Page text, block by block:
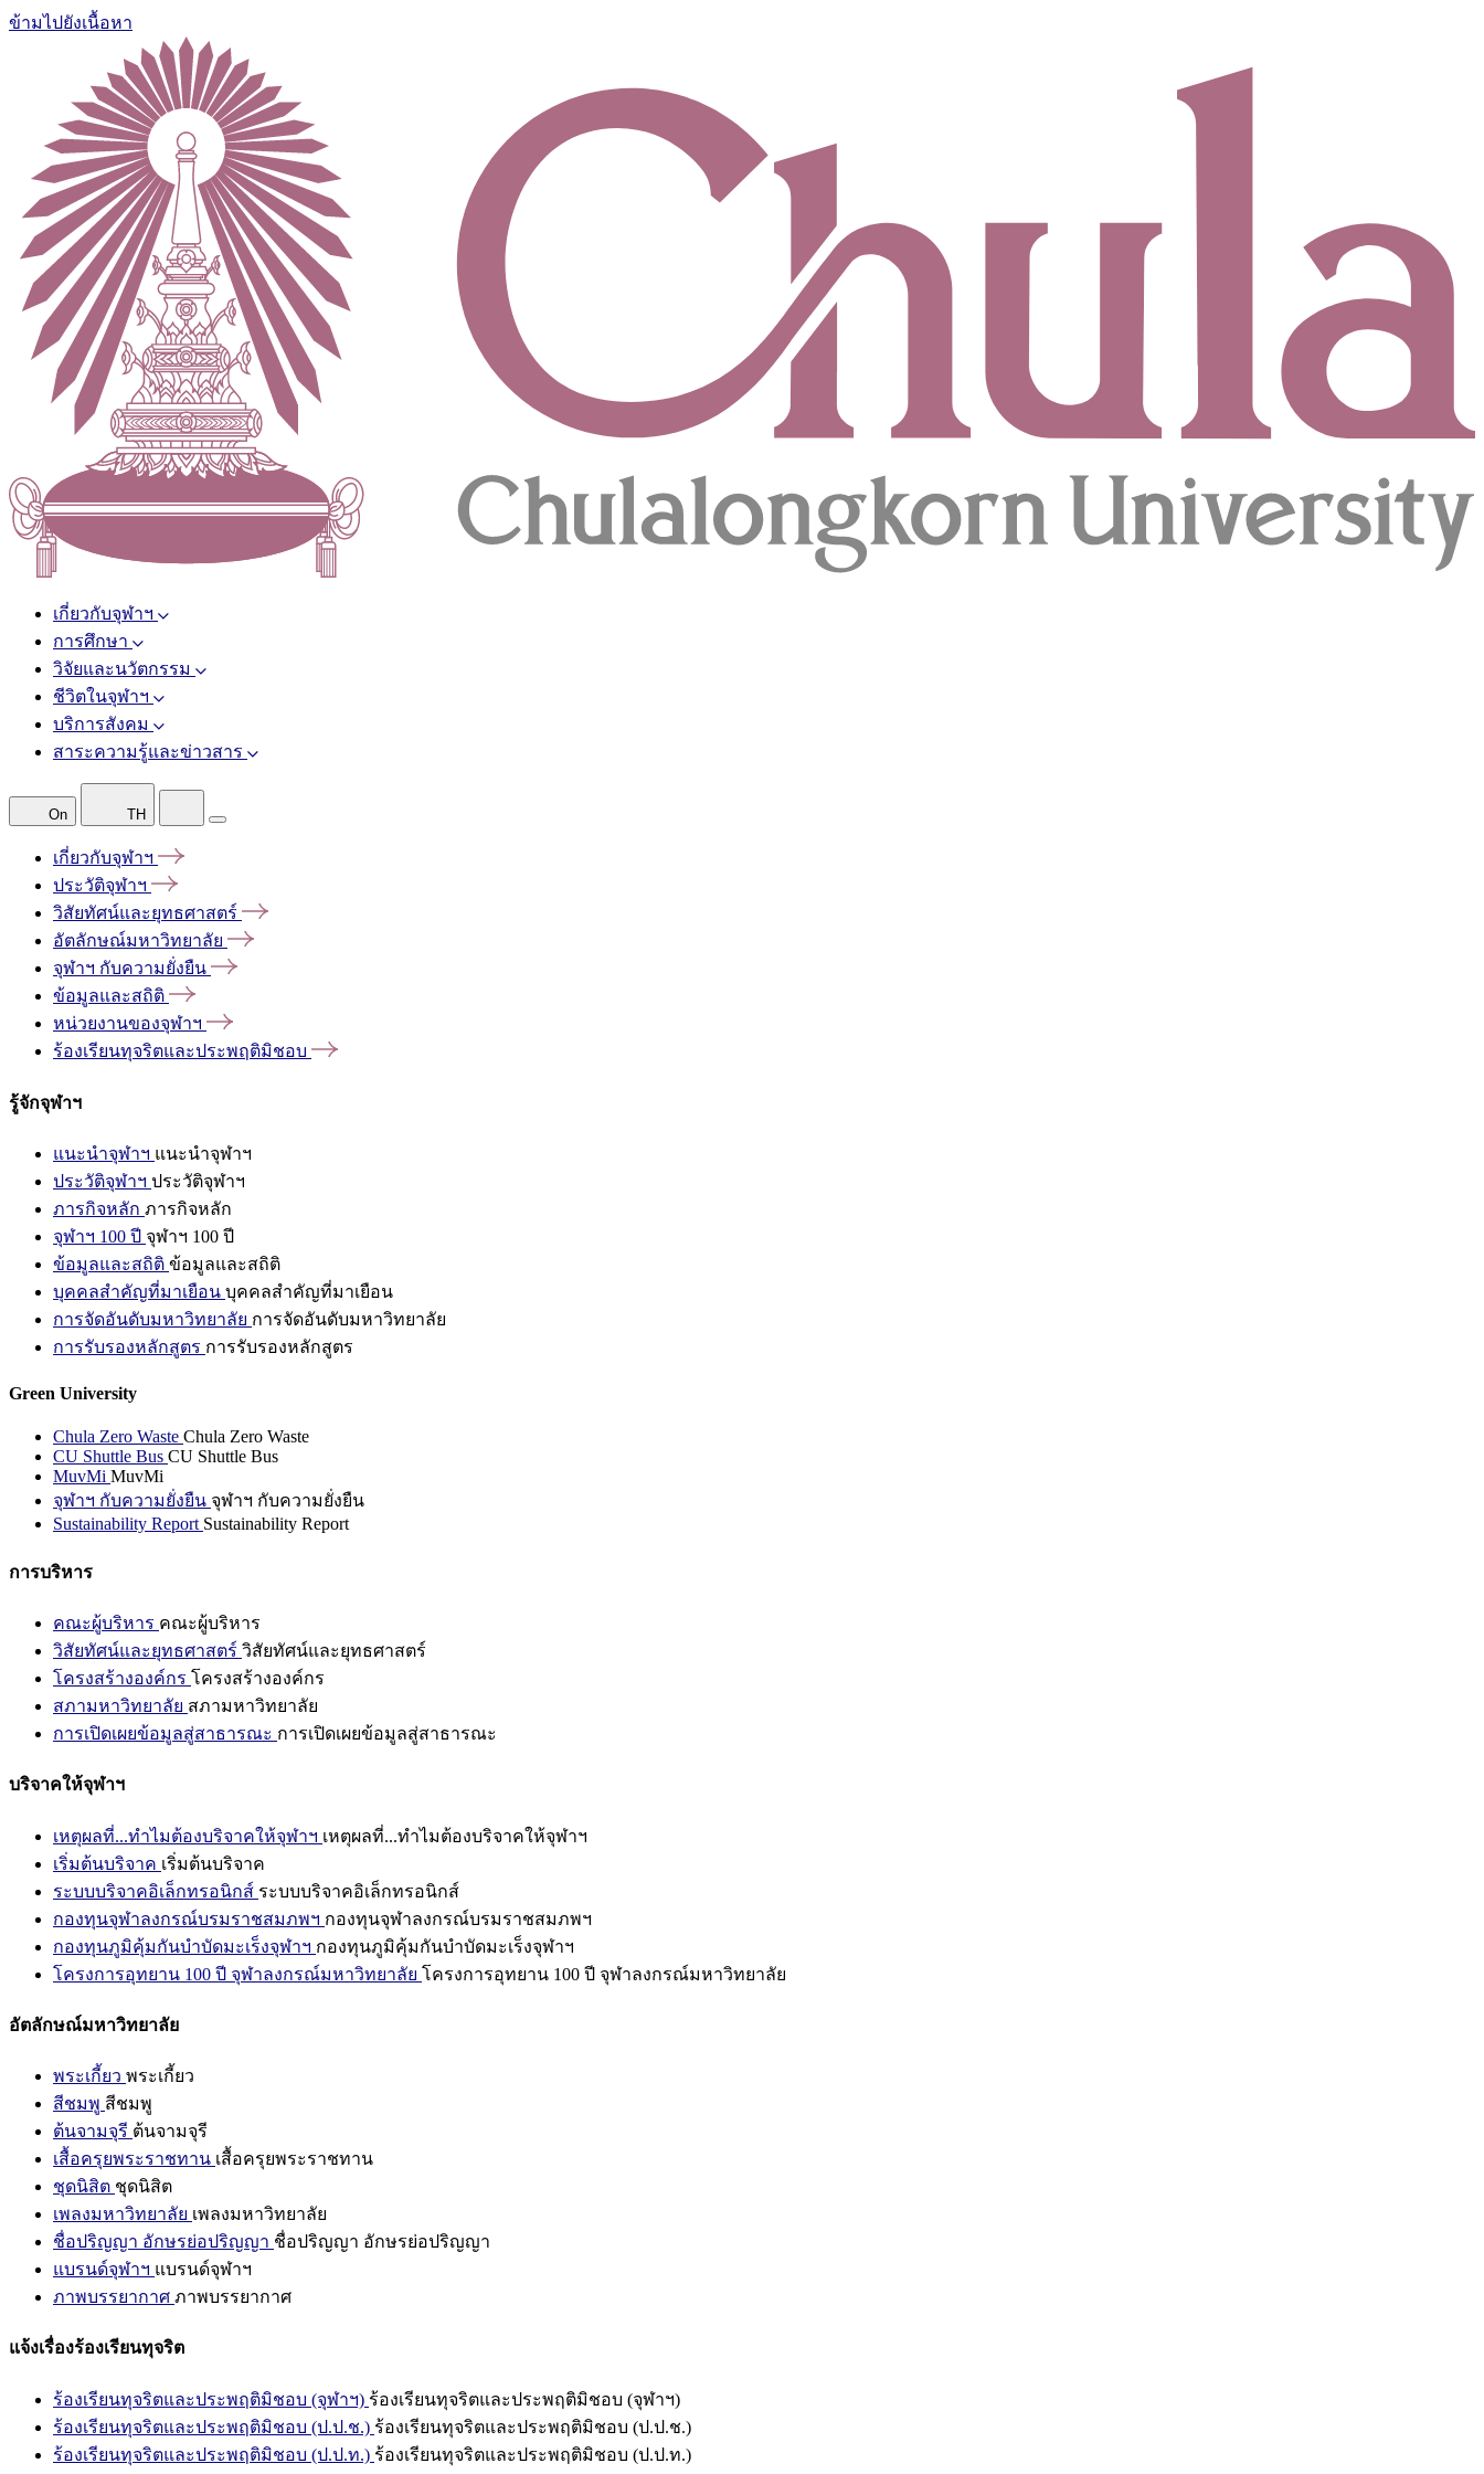
ข้ามไปยังเนื้อหา
เกี่ยวกับจุฬาฯ
การศึกษา
วิจัยและนวัตกรรม
ชีวิตในจุฬาฯ
บริการสังคม
สาระความรู้และข่าวสาร
On TH
เกี่ยวกับจุฬาฯ
ประวัติจุฬาฯ
วิสัยทัศน์และยุทธศาสตร์
อัตลักษณ์มหาวิทยาลัย
จุฬาฯ กับความยั่งยืน
ข้อมูลและสถิติ
หน่วยงานของจุฬาฯ
ร้องเรียนทุจริตและประพฤติมิชอบ
รู้จักจุฬาฯ
แนะนำจุฬาฯ แนะนำจุฬาฯ
ประวัติจุฬาฯ ประวัติจุฬาฯ
ภารกิจหลัก ภารกิจหลัก
จุฬาฯ 100 ปี จุฬาฯ 100 ปี
ข้อมูลและสถิติ ข้อมูลและสถิติ
บุคคลสำคัญที่มาเยือน บุคคลสำคัญที่มาเยือน
การจัดอันดับมหาวิทยาลัย การจัดอันดับมหาวิทยาลัย
การรับรองหลักสูตร การรับรองหลักสูตร
Green University
Chula Zero Waste Chula Zero Waste
CU Shuttle Bus CU Shuttle Bus
MuvMi MuvMi
จุฬาฯ กับความยั่งยืน จุฬาฯ กับความยั่งยืน
Sustainability Report Sustainability Report
การบริหาร
คณะผู้บริหาร คณะผู้บริหาร
วิสัยทัศน์และยุทธศาสตร์ วิสัยทัศน์และยุทธศาสตร์
โครงสร้างองค์กร โครงสร้างองค์กร
สภามหาวิทยาลัย สภามหาวิทยาลัย
การเปิดเผยข้อมูลสู่สาธารณะ การเปิดเผยข้อมูลสู่สาธารณะ
บริจาคให้จุฬาฯ
เหตุผลที่...ทำไมต้องบริจาคให้จุฬาฯ เหตุผลที่...ทำไมต้องบริจาคให้จุฬาฯ
เริ่มต้นบริจาค เริ่มต้นบริจาค
ระบบบริจาคอิเล็กทรอนิกส์ ระบบบริจาคอิเล็กทรอนิกส์
กองทุนจุฬาลงกรณ์บรมราชสมภพฯ กองทุนจุฬาลงกรณ์บรมราชสมภพฯ
กองทุนภูมิคุ้มกันบำบัดมะเร็งจุฬาฯ กองทุนภูมิคุ้มกันบำบัดมะเร็งจุฬาฯ
โครงการอุทยาน 100 ปี จุฬาลงกรณ์มหาวิทยาลัย โครงการอุทยาน 100 ปี จุฬาลงกรณ์มหาวิทยาลัย
อัตลักษณ์มหาวิทยาลัย
พระเกี้ยว พระเกี้ยว
สีชมพู สีชมพู
ต้นจามจุรี ต้นจามจุรี
เสื้อครุยพระราชทาน เสื้อครุยพระราชทาน
ชุดนิสิต ชุดนิสิต
เพลงมหาวิทยาลัย เพลงมหาวิทยาลัย
ชื่อปริญญา อักษรย่อปริญญา ชื่อปริญญา อักษรย่อปริญญา
แบรนด์จุฬาฯ แบรนด์จุฬาฯ
ภาพบรรยากาศ ภาพบรรยากาศ
แจ้งเรื่องร้องเรียนทุจริต
ร้องเรียนทุจริตและประพฤติมิชอบ (จุฬาฯ) ร้องเรียนทุจริตและประพฤติมิชอบ (จุฬาฯ)
ร้องเรียนทุจริตและประพฤติมิชอบ (ป.ป.ช.) ร้องเรียนทุจริตและประพฤติมิชอบ (ป.ป.ช.)
ร้องเรียนทุจริตและประพฤติมิชอบ (ป.ป.ท.) ร้องเรียนทุจริตและประพฤติมิชอบ (ป.ป.ท.)